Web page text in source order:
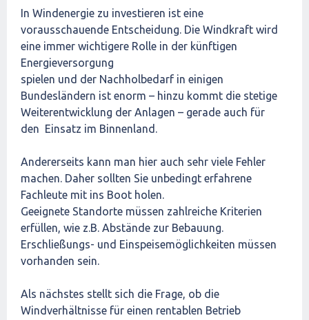
In Windenergie zu investieren ist eine
vorausschauende Entscheidung. Die Windkraft wird
eine immer wichtigere Rolle in der künftigen
Energieversorgung
spielen und der Nachholbedarf in einigen
Bundesländern ist enorm – hinzu kommt die stetige
Weiterentwicklung der Anlagen – gerade auch für
den Einsatz im Binnenland.
Andererseits kann man hier auch sehr viele Fehler
machen. Daher sollten Sie unbedingt erfahrene
Fachleute mit ins Boot holen.
Geeignete Standorte müssen zahlreiche Kriterien
erfüllen, wie z.B. Abstände zur Bebauung.
Erschließungs- und Einspeisemöglichkeiten müssen
vorhanden sein.
Als nächstes stellt sich die Frage, ob die
Windverhältnisse für einen rentablen Betrieb